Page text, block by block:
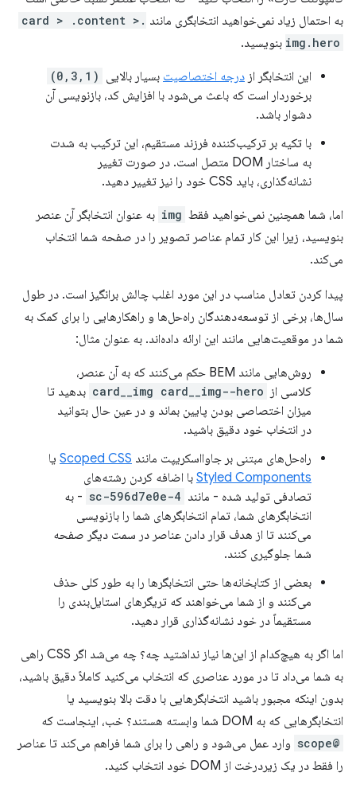
به احتمال زیاد نمی‌خواهید انتخابگری مانند
.card > .content >
img.hero بنویسید.
این انتخابگر از درجه اختصاصیت بسیار بالایی (0,3,1)
برخوردار است که باعث می‌شود با افزایش کد، بازنویسی آن
دشوار باشد.
با تکیه بر ترکیب‌کننده فرزند مستقیم، این ترکیب به شدت
به ساختار DOM متصل است. در صورت تغییر
نشانه‌گذاری، باید CSS خود را نیز تغییر دهید.
اما، شما همچنین نمی‌خواهید فقط img به عنوان انتخابگر آن عنصر
بنویسید، زیرا این کار تمام عناصر تصویر را در صفحه شما انتخاب
می‌کند.
پیدا کردن تعادل مناسب در این مورد اغلب چالش برانگیز است. در طول
سال‌ها، برخی از توسعه‌دهندگان راه‌حل‌ها و راهکارهایی را برای کمک به
شما در موقعیت‌هایی مانند این ارائه داده‌اند. به عنوان مثال:
روش‌هایی مانند BEM حکم می‌کنند که به آن عنصر،
کلاسی از card__img card__img--hero بدهید تا
میزان اختصاصی بودن پایین بماند و در عین حال بتوانید
در انتخاب خود دقیق باشید.
راه‌حل‌های مبتنی بر جاوااسکریپت مانند Scoped CSS یا
Styled Components با اضافه کردن رشته‌های
تصادفی تولید شده - مانند sc-596d7e0e-4 - به
انتخابگرهای شما، تمام انتخابگرهای شما را بازنویسی
می‌کنند تا از هدف قرار دادن عناصر در سمت دیگر صفحه
شما جلوگیری کنند.
بعضی از کتابخانه‌ها حتی انتخابگرها را به طور کلی حذف
می‌کنند و از شما می‌خواهند که تریگرهای استایل‌بندی را
مستقیماً در خود نشانه‌گذاری قرار دهید.
اما اگر به هیچ‌کدام از این‌ها نیاز نداشتید چه؟ چه می‌شد اگر CSS راهی
به شما می‌داد تا در مورد عناصری که انتخاب می‌کنید کاملاً دقیق باشید،
بدون اینکه مجبور باشید انتخابگرهایی با دقت بالا بنویسید یا
انتخابگرهایی که به DOM شما وابسته هستند؟ خب، اینجاست که
@scope
وارد عمل می‌شود و راهی را برای شما فراهم می‌کند تا عناصر
را فقط در یک زیردرخت از DOM خود انتخاب کنید.